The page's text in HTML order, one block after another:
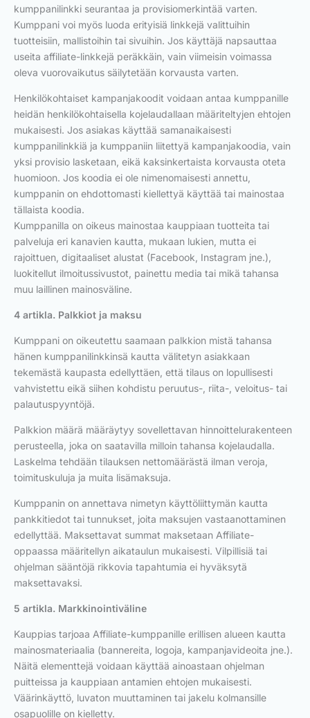
kumppanilinkki seurantaa ja provisiomerkintää varten.
Kumppani voi myös luoda erityisiä linkkejä valittuihin
tuotteisiin, mallistoihin tai sivuihin. Jos käyttäjä napsauttaa
useita affiliate-linkkejä peräkkäin, vain viimeisin voimassa
oleva vuorovaikutus säilytetään korvausta varten.
Henkilökohtaiset kampanjakoodit voidaan antaa kumppanille
heidän henkilökohtaisella kojelaudallaan määriteltyjen ehtojen
mukaisesti. Jos asiakas käyttää samanaikaisesti
kumppanilinkkiä ja kumppaniin liitettyä kampanjakoodia, vain
yksi provisio lasketaan, eikä kaksinkertaista korvausta oteta
huomioon. Jos koodia ei ole nimenomaisesti annettu,
kumppanin on ehdottomasti kiellettyä käyttää tai mainostaa
tällaista koodia.
Kumppanilla on oikeus mainostaa kauppiaan tuotteita tai
palveluja eri kanavien kautta, mukaan lukien, mutta ei
rajoittuen, digitaaliset alustat (Facebook, Instagram jne.),
luokitellut ilmoitussivustot, painettu media tai mikä tahansa
muu laillinen mainosväline.
4 artikla. Palkkiot ja maksu
Kumppani on oikeutettu saamaan palkkion mistä tahansa
hänen kumppanilinkkinsä kautta välitetyn asiakkaan
tekemästä kaupasta edellyttäen, että tilaus on lopullisesti
vahvistettu eikä siihen kohdistu peruutus-, riita-, veloitus- tai
palautuspyyntöjä.
Palkkion määrä määräytyy sovellettavan hinnoittelurakenteen
perusteella, joka on saatavilla milloin tahansa kojelaudalla.
Laskelma tehdään tilauksen nettomäärästä ilman veroja,
toimituskuluja ja muita lisämaksuja.
Kumppanin on annettava nimetyn käyttöliittymän kautta
pankkitiedot tai tunnukset, joita maksujen vastaanottaminen
edellyttää. Maksettavat summat maksetaan Affiliate-
oppaassa määritellyn aikataulun mukaisesti. Vilpillisiä tai
ohjelman sääntöjä rikkovia tapahtumia ei hyväksytä
maksettavaksi.
5 artikla. Markkinointiväline
Kauppias tarjoaa Affiliate-kumppanille erillisen alueen kautta
mainosmateriaalia (bannereita, logoja, kampanjavideoita jne.).
Näitä elementtejä voidaan käyttää ainoastaan ohjelman
puitteissa ja kauppiaan antamien ehtojen mukaisesti.
Väärinkäyttö, luvaton muuttaminen tai jakelu kolmansille
osapuolille on kielletty.